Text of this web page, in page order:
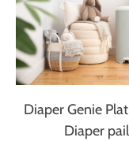
Diaper Genie
Diaper pail